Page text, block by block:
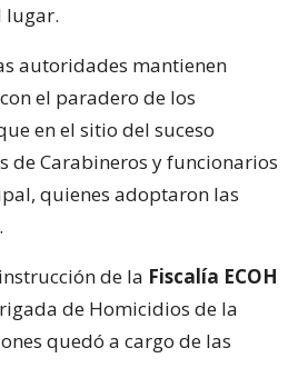
lugar.
autoridades mantienen
el paradero de los
en el sitio del suceso
de Carabineros y funcionarios
quienes adoptaron las
de la Fiscalía ECOH
de Homicidios de la
quedó a cargo de las